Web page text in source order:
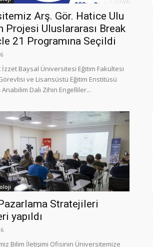
Arş. Gör. Hatice Ulu
Projesi Uluslararası Break
21 Programına Seçildi
İzzet Baysal Üniversitesi Eğitim Fakültesi
ve Lisansüstü Eğitim Enstitüsü
Anabilim Dalı Zihin Engelliler...
Stratejileri
yapıldı
Bilim İletişimi Ofisinin Üniversitemize